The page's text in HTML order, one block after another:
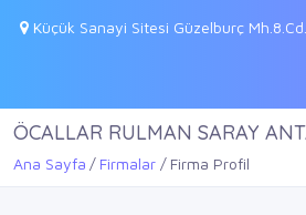
Küçük Sanayi Sitesi Güzelburç
ÖCALLAR RULMAN SARAY
Ana Sayfa Firmalar Firma Profil